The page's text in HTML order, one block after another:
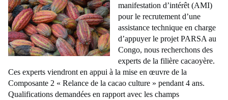
manifestation d’intérêt (AMI)
pour le recrutement d’une
assistance technique en charge
d’appuyer le projet PARSA au
Congo, nous recherchons des
experts de la filière cacaoyère.
Ces experts viendront en appui à la mise en œuvre de la
Composante 2 « Relance de la cacao culture » pendant 4 ans.
Qualifications demandées en rapport avec les champs